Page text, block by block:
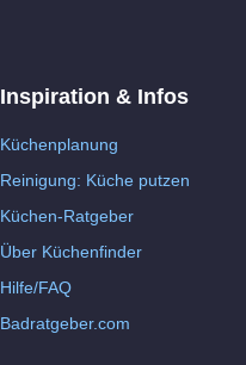
Inspiration & Infos
Küchenplanung
Reinigung: Küche putzen
Küchen-Ratgeber
Über Küchenfinder
Hilfe/FAQ
Badratgeber.com